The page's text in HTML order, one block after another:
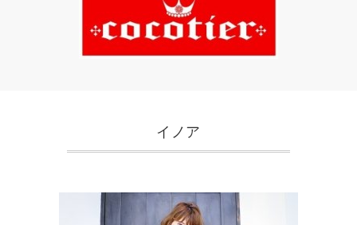
イノア